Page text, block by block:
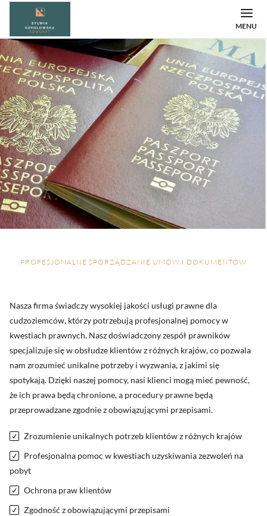
MENU
PROFESJONALNE SPORZĄDZANIE UMÓW I DOKUMENTÓW
Nasza firma świadczy wysokiej jakości usługi prawne dla
cudzoziemców, którzy potrzebują profesjonalnej pomocy w
kwestiach prawnych. Nasz doświadczony zespół prawników
specjalizuje się w obsłudze klientów z różnych krajów, co pozwala
nam zrozumieć unikalne potrzeby i wyzwania, z jakimi się
spotykają. Dzięki naszej pomocy, nasi klienci mogą mieć pewność,
że ich prawa będą chronione, a procedury prawne będą
przeprowadzane zgodnie z obowiązującymi przepisami.
Zrozumienie unikalnych potrzeb klientów z różnych krajów
Profesjonalna pomoc w kwestiach uzyskiwania zezwoleń na
pobyt
Ochrona praw klientów
Zgodność z obowiązującymi przepisami